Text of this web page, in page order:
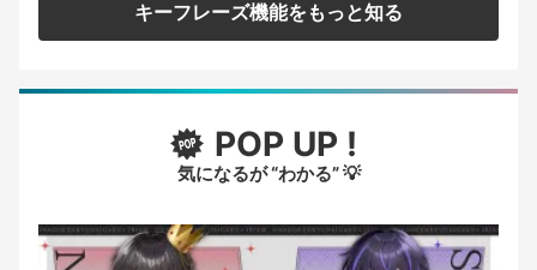
キーフレーズ機能をもっと知る
POP UP !
気になるが “わかる” 💡